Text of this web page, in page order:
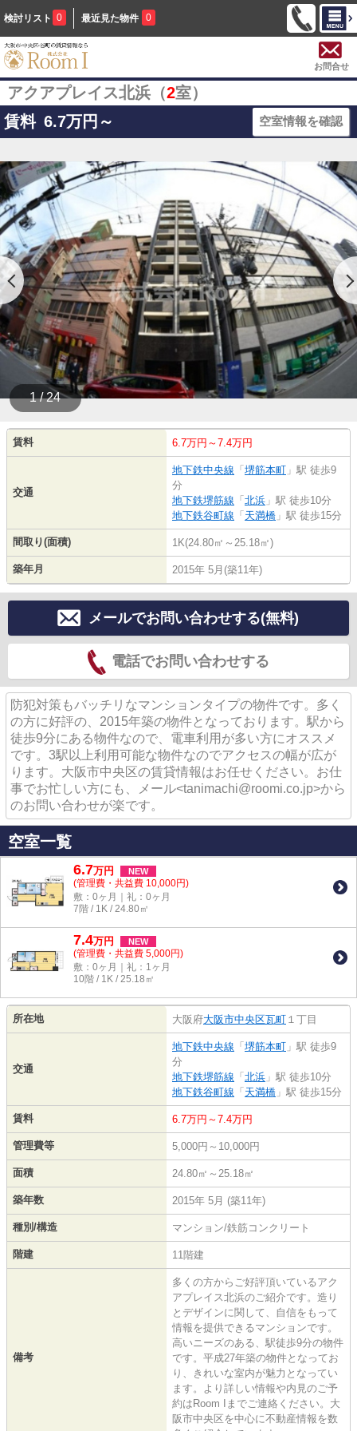
検討リスト 0 最近見た物件 0
お問合せ
アクアプレイス北浜（2室）
賃料 6.7万円～ 空室情報を確認
1 / 24
賃料 6.7万円～7.4万円
交通
地下鉄中央線 「 堺筋本町 」駅 徒歩9
分
地下鉄堺筋線 「 北浜 」駅 徒歩10分
地下鉄谷町線 「 天満橋 」駅 徒歩15分
間取り(面積) 1K(24.80㎡～25.18㎡)
築年月 2015年 5月(築11年)
メールでお問い合わせする(無料)
電話でお問い合わせする
防犯対策もバッチリなマンションタイプの物件です。多く
の方に好評の、2015年築の物件となっております。駅から
徒歩9分にある物件なので、電車利用が多い方にオススメ
です。3駅以上利用可能な物件なのでアクセスの幅が広が
ります。大阪市中央区の賃貸情報はお任せください。お仕
事でお忙しい方にも、メール<tanimachi@roomi.co.jp>から
のお問い合わせが楽です。
空室一覧
6.7万円 NEW
(管理費・共益費 10,000円)
敷：0ヶ月｜礼：0ヶ月
7階 / 1K / 24.80㎡
7.4万円 NEW
(管理費・共益費 5,000円)
敷：0ヶ月｜礼：1ヶ月
10階 / 1K / 25.18㎡
所在地 大阪府大阪市中央区瓦町 １丁目
交通
地下鉄中央線 「 堺筋本町 」駅 徒歩9
分
地下鉄堺筋線 「 北浜 」駅 徒歩10分
地下鉄谷町線 「 天満橋 」駅 徒歩15分
賃料 6.7万円～7.4万円
管理費等 5,000円～10,000円
面積 24.80㎡～25.18㎡
築年数 2015年 5月 (築11年)
種別/構造 マンション/鉄筋コンクリート
階建 11階建
備考
多くの方からご好評頂いているアク
アプレイス北浜のご紹介です。造り
とデザインに関して、自信をもって
情報を提供できるマンションです。
高いニーズのある、駅徒歩9分の物件
です。平成27年築の物件となってお
り、きれいな室内が魅力となってい
ます。より詳しい情報や内見のご予
約はRoom Iまでご連絡ください。大
阪市中央区を中心に不動産情報を数